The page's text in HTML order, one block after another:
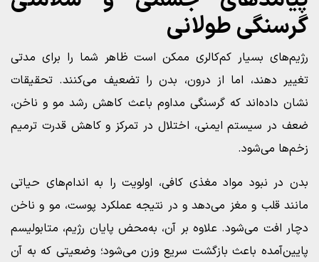
گرسنگی طولانی
رژیم‌های بسیار کم‌کالری ممکن است ظاهر شما را برای مدتی
تغییر دهند، اما از درون، بدن را تضعیف می‌کنند. تحقیقات
نشان داده‌اند که گرسنگی مداوم باعث کاهش رشد مو و ناخن،
ضعف در سیستم ایمنی، اختلال در تمرکز و کاهش قدرت ترمیم
زخم‌ها می‌شود.
بدن در نبود مواد مغذی کافی، اولویت را به اندام‌های حیاتی
مانند قلب و مغز می‌دهد و در نتیجه عملکرد پوست، مو و ناخن
دچار افت می‌شود. علاوه بر آن، به‌محض پایان رژیم، متابولیسم
پایین‌آمده باعث بازگشت سریع وزن می‌شود؛ وضعیتی که به آن